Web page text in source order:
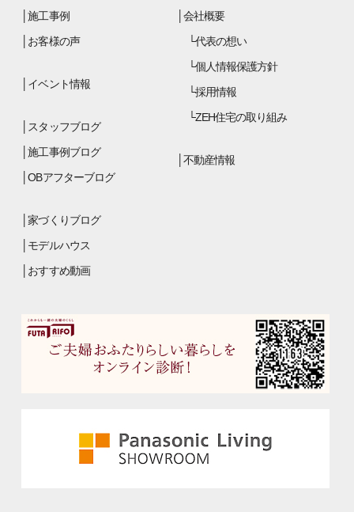
施工事例
お客様の声
イベント情報
スタッフブログ
施工事例ブログ
OBアフターブログ
家づくりブログ
モデルハウス
おすすめ動画
会社概要
代表の想い
個人情報保護方針
採用情報
ZEH住宅の取り組み
不動産情報